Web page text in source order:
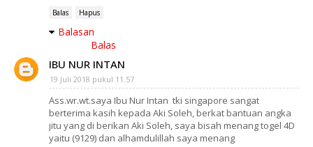
Balas Hapus
Balasan
Balas
IBU NUR INTAN
19 Juli 2018 pukul 11.57
Ass.wr.wt.saya Ibu Nur Intan tki singapore sangat
berterima kasih kepada Aki Soleh, berkat bantuan angka
jitu yang di berikan Aki Soleh, saya bisah menang togel 4D
yaitu (9129) dan alhamdulillah saya menang